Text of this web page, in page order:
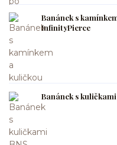
Banánek s
InfinityPierce
Banánek s